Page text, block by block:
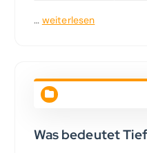
… weiterlesen
Was bedeutet